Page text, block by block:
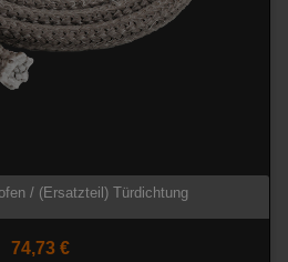
/ (Ersatzteil) Türdichtung
74,73 €